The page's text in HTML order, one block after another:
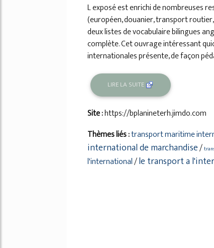
L exposé est enrichi de nombreuses
(européen, douanier, transport
deux listes de vocabulaire bilingues
complète. Cet ouvrage intéressant
internationales présente, de façon
LIRE LA SUITE
Site :https://bplanineterh.jimdo.com
Thèmes liés :transport maritime
international de marchandise/
l'international/le transport a